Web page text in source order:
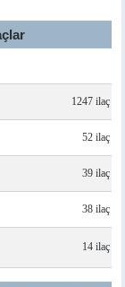
1247 ilaç
52 ilaç
39 ilaç
38 ilaç
14 ilaç